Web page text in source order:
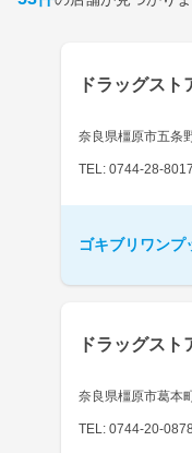
取扱店検索は
ドラッグス
奈良県橿原市五条
TEL: 0744-28-8017
ゴキブリワン
ドラッグス
奈良県橿原市葛本
TEL: 0744-20-0878